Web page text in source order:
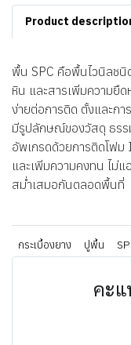
Product
พื้น SPC คือพื้นไวนิลชนิ
หิน และสารเพิ่มความ
ง่ายต่อการติด ตั้งและก
มีรูปลักษณ์ของวัสดุ ธรร
อัพเกรดด้วยการติดโฟม
และเพิ่มความคงทน ไม่
สม่ำเสมอกันตลอดพื้นที่
กระเบื้องยาง ปูพื้น
คะ